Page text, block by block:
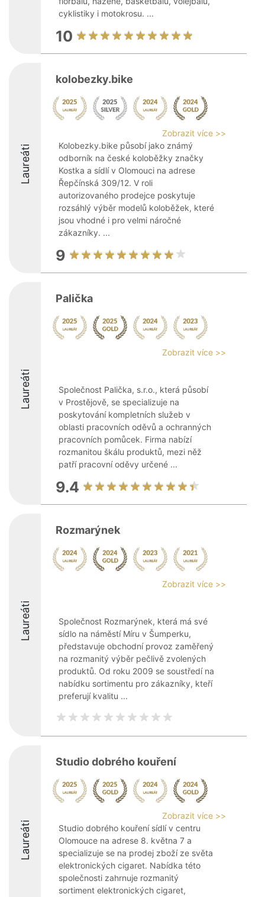
cyklistiky i motokrosu. ...
10
Laureáti
kolobezky.bike
Zobrazit více >>
Kolobezky.bike působí jako známý
odborník na české koloběžky značky
Kostka a sídlí v Olomouci na adrese
Řepčínská 309/12. V roli
autorizovaného prodejce poskytuje
rozsáhlý výběr modelů koloběžek, které
jsou vhodné i pro velmi náročné
zákazníky. ...
9
Laureáti
Palička
Zobrazit více >>
Společnost Palička, s.r.o., která působí
v Prostějově, se specializuje na
poskytování kompletních služeb v
oblasti pracovních oděvů a ochranných
pracovních pomůcek. Firma nabízí
rozmanitou škálu produktů, mezi něž
patří pracovní oděvy určené ...
9.4
Laureáti
Rozmarýnek
Zobrazit více >>
Společnost Rozmarýnek, která má své
sídlo na náměstí Míru v Šumperku,
představuje obchodní provoz zaměřený
na rozmanitý výběr pečlivě zvolených
produktů. Od roku 2009 se soustředí na
nabídku sortimentu pro zákazníky, kteří
preferují kvalitu ...
Laureáti
Studio dobrého kouření
Zobrazit více >>
Studio dobrého kouření sídlí v centru
Olomouce na adrese 8. května 7 a
specializuje se na prodej zboží ze světa
elektronických cigaret. Nabídka této
společnosti zahrnuje rozmanitý
sortiment elektronických cigaret,